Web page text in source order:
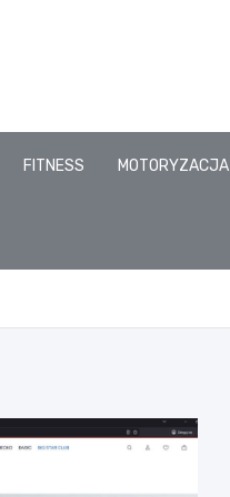
FITNESS MOTORYZACJA